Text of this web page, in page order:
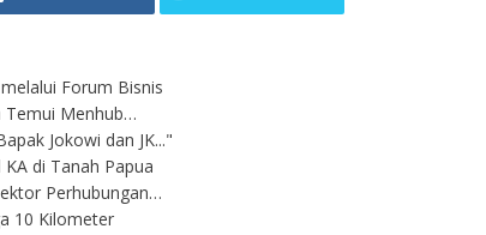
Forum Bisnis
Temui Menhub…
Jokowi dan JK..."
di Tanah Papua
Perhubungan…
10 Kilometer